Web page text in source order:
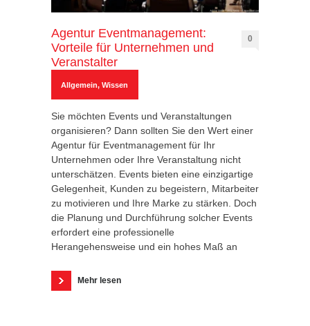
Agentur Eventmanagement:
Vorteile für Unternehmen und
Veranstalter
0
Allgemein, Wissen
Sie möchten Events und Veranstaltungen
organisieren? Dann sollten Sie den Wert einer
Agentur für Eventmanagement für Ihr
Unternehmen oder Ihre Veranstaltung nicht
unterschätzen. Events bieten eine einzigartige
Gelegenheit, Kunden zu begeistern, Mitarbeiter
zu motivieren und Ihre Marke zu stärken. Doch
die Planung und Durchführung solcher Events
erfordert eine professionelle
Herangehensweise und ein hohes Maß an
Mehr lesen